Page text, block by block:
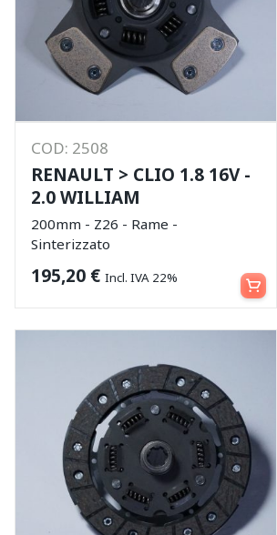
COD: 2508
RENAULT > CLIO 1.8 16V -
2.0 WILLIAM
200mm - Z26 - Rame -
Sinterizzato
195,20 € Incl. IVA 22% Aggiungi al